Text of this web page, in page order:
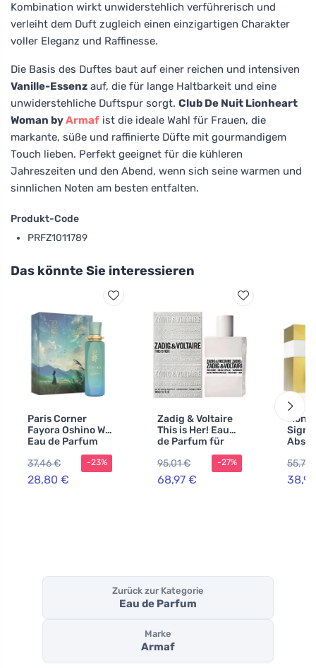
Kombination wirkt unwiderstehlich verführerisch und
verleiht dem Duft zugleich einen einzigartigen Charakter
voller Eleganz und Raffinesse.
Die Basis des Duftes baut auf einer reichen und intensiven
Vanille-Essenz auf, die für lange Haltbarkeit und eine
unwiderstehliche Duftspur sorgt. Club De Nuit Lionheart
Woman byArmaf ist die ideale Wahl für Frauen, die
markante, süße und raffinierte Düfte mit gourmandigem
Touch lieben. Perfekt geeignet für die kühleren
Jahreszeiten und den Abend, wenn sich seine warmen und
sinnlichen Noten am besten entfalten.
Produkt-Code
PRFZ1011789
Das könnte Sie interessieren
Paris Corner
Fayora Oshino W
Eau de Parfum
37,46 €
28,80 €
-23%
Zadig & Voltaire
This is Her! Eau
de Parfum für
Damen 100 ml
95,01 €
68,97 €
-27% 55,71
Zurück zur Kategorie
Eau de Parfum
Marke
Armaf